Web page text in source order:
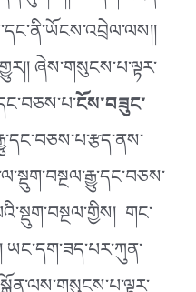
ཞེས་གསུངས་པ་ལྟར་
ངོས་བཟུང་
གང་